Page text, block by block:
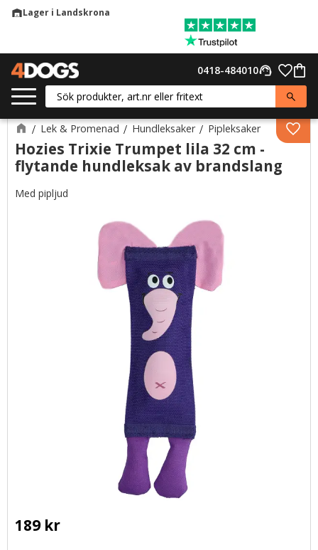
warehouseLager i Landskrona
support_agent
0418-484010
Lek & Promenad Hundleksaker Pipleksaker
Hozies Trixie Trumpet lila 32 cm -
flytande hundleksak av brandslang
Med pipljud
189kr